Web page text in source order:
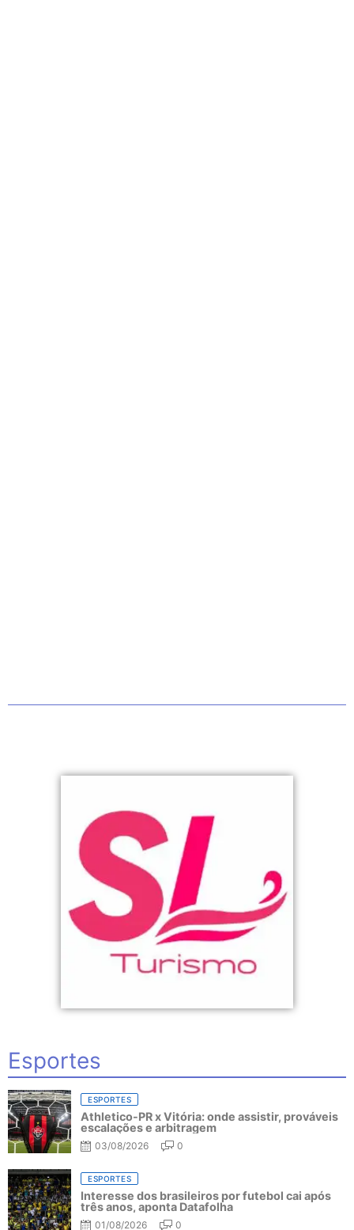
Esportes
ESPORTES
Athletico-PR x Vitória: onde assistir, prováveis
escalações e arbitragem
03/08/2026 0
ESPORTES
Interesse dos brasileiros por futebol cai após
três anos, aponta Datafolha
01/08/2026 0